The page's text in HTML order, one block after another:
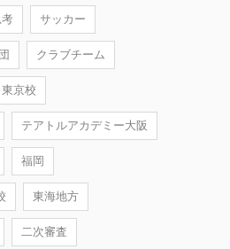
サッカー
クラブチーム
東京校
テアトルアカデミー大阪
福岡
東海地方
二次審査